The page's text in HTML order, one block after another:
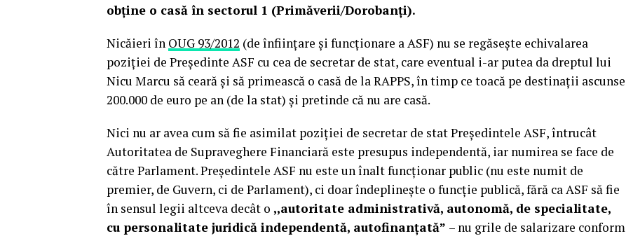
obţine o casă în sectorul 1 (Primăverii/Dorobanţi).
Nicăieri în OUG 93/2012 (de înfiinţare şi funcţionare a ASF) nu se regăseşte echivalarea
poziţiei de Preşedinte ASF cu cea de secretar de stat, care eventual i-ar putea da dreptul lui
Nicu Marcu să ceară şi să primească o casă de la RAPPS, în timp ce toacă pe destinaţii ascunse
200.000 de euro pe an (de la stat) şi pretinde că nu are casă.
Nici nu ar avea cum să fie asimilat poziţiei de secretar de stat Preşedintele ASF, întrucât
Autoritatea de Supraveghere Financiară este presupus independentă, iar numirea se face de
către Parlament. Preşedintele ASF nu este un înalt funcţionar public (nu este numit de
premier, de Guvern, ci de Parlament), ci doar îndeplineşte o funcţie publică, fără ca ASF să fie
în sensul legii altceva decât o ,,autoritate administrativă, autonomă, de specialitate,
cu personalitate juridică independentă, autofinanţată” – nu grile de salarizare conform